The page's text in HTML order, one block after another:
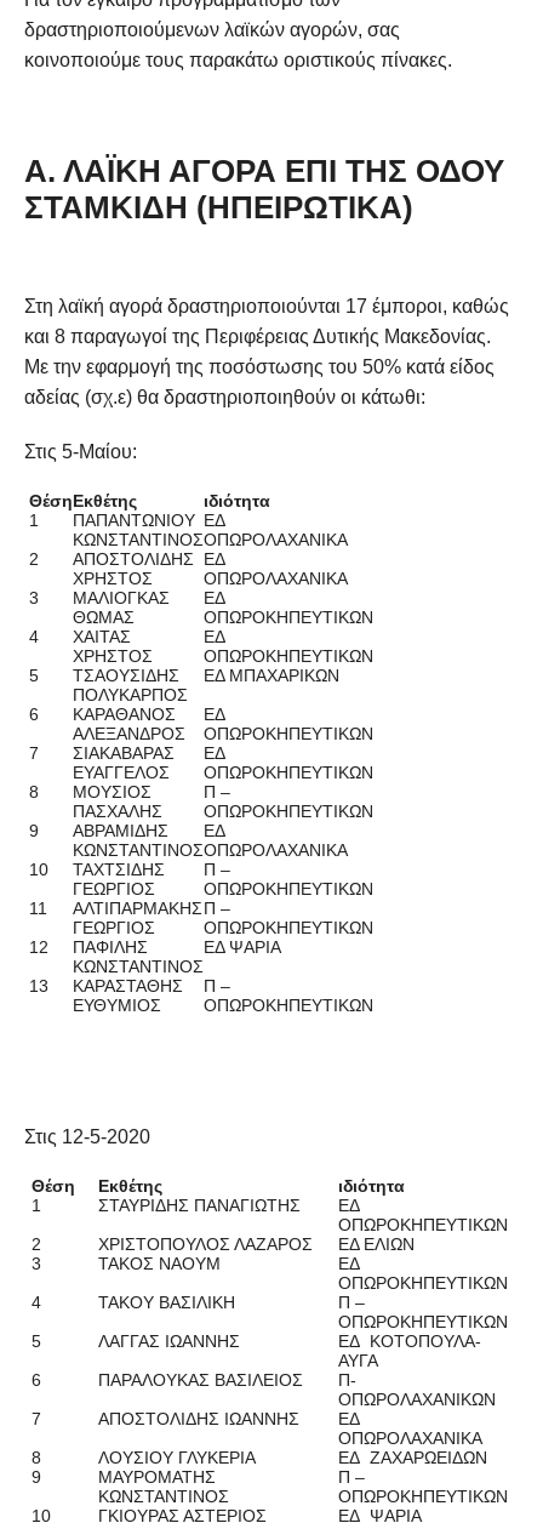
δραστηριοποιούμενων λαϊκών αγορών, σας
κοινοποιούμε τους παρακάτω οριστικούς πίνακες.
Α. ΛΑΪΚΉ ΑΓΟΡΆ ΕΠΊ ΤΗΣ ΟΔΟΎ
ΣΤΑΜΚΊΔΗ (ΗΠΕΙΡΏΤΙΚΑ)
Στη λαϊκή αγορά δραστηριοποιούνται 17 έμποροι, καθώς
και 8 παραγωγοί της Περιφέρειας Δυτικής Μακεδονίας.
Με την εφαρμογή της ποσόστωσης του 50% κατά είδος
αδείας (σχ.ε) θα δραστηριοποιηθούν οι κάτωθι:
Στις 5-Μαίου:
ΘέσηΕκθέτης
ιδιότητα
1
ΠΑΠΑΝΤΩΝΙΟΥ
ΚΩΝΣΤΑΝΤΙΝΟΣ
ΕΔ
ΟΠΩΡΟΛΑΧΑΝΙΚΑ
2
ΑΠΟΣΤΟΛΙΔΗΣ
ΧΡΗΣΤΟΣ
ΕΔ
ΟΠΩΡΟΛΑΧΑΝΙΚΑ
3
ΜΑΛΙΟΓΚΑΣ
ΘΩΜΑΣ
ΕΔ
ΟΠΩΡΟΚΗΠΕΥΤΙΚΩΝ
4
ΧΑΙΤΑΣ
ΧΡΗΣΤΟΣ
ΕΔ
ΟΠΩΡΟΚΗΠΕΥΤΙΚΩΝ
5
ΤΣΑΟΥΣΙΔΗΣ
ΠΟΛΥΚΑΡΠΟΣ
ΕΔ ΜΠΑΧΑΡΙΚΩΝ
6
ΚΑΡΑΘΑΝΟΣ
ΑΛΕΞΑΝΔΡΟΣ
ΕΔ
ΟΠΩΡΟΚΗΠΕΥΤΙΚΩΝ
7
ΣΙΑΚΑΒΑΡΑΣ
ΕΥΑΓΓΕΛΟΣ
ΕΔ
ΟΠΩΡΟΚΗΠΕΥΤΙΚΩΝ
8
ΜΟΥΣΙΟΣ
ΠΑΣΧΑΛΗΣ
Π –
ΟΠΩΡΟΚΗΠΕΥΤΙΚΩΝ
9
ΑΒΡΑΜΙΔΗΣ
ΚΩΝΣΤΑΝΤΙΝΟΣ
ΕΔ
ΟΠΩΡΟΛΑΧΑΝΙΚΑ
10
ΤΑΧΤΣΙΔΗΣ
ΓΕΩΡΓΙΟΣ
Π –
ΟΠΩΡΟΚΗΠΕΥΤΙΚΩΝ
11
ΑΛΤΙΠΑΡΜΑΚΗΣ
ΓΕΩΡΓΙΟΣ
Π –
ΟΠΩΡΟΚΗΠΕΥΤΙΚΩΝ
12
ΠΑΦΙΛΗΣ
ΚΩΝΣΤΑΝΤΙΝΟΣ
ΕΔ ΨΑΡΙΑ
13
ΚΑΡΑΣΤΑΘΗΣ
ΕΥΘΥΜΙΟΣ
Π –
ΟΠΩΡΟΚΗΠΕΥΤΙΚΩΝ
Στις 12-5-2020
Θέση Εκθέτης
ιδιότητα
1
ΣΤΑΥΡΙΔΗΣ ΠΑΝΑΓΙΩΤΗΣ
ΕΔ
ΟΠΩΡΟΚΗΠΕΥΤΙΚΩΝ
2
ΧΡΙΣΤΟΠΟΥΛΟΣ ΛΑΖΑΡΟΣ
ΕΔ ΕΛΙΩΝ
3
ΤΑΚΟΣ ΝΑΟΥΜ
ΕΔ
ΟΠΩΡΟΚΗΠΕΥΤΙΚΩΝ
4
ΤΑΚΟΥ ΒΑΣΙΛΙΚΗ
Π –
ΟΠΩΡΟΚΗΠΕΥΤΙΚΩΝ
5
ΛΑΓΓΑΣ ΙΩΑΝΝΗΣ
ΕΔ ΚΟΤΟΠΟΥΛΑ-
ΑΥΓΑ
6
ΠΑΡΑΛΟΥΚΑΣ ΒΑΣΙΛΕΙΟΣ
Π-
ΟΠΩΡΟΛΑΧΑΝΙΚΩΝ
7
ΑΠΟΣΤΟΛΙΔΗΣ ΙΩΑΝΝΗΣ
ΕΔ
ΟΠΩΡΟΛΑΧΑΝΙΚΑ
8
ΛΟΥΣΙΟΥ ΓΛΥΚΕΡΙΑ
ΕΔ ΖΑΧΑΡΩΕΙΔΩΝ
9
ΜΑΥΡΟΜΑΤΗΣ
ΚΩΝΣΤΑΝΤΙΝΟΣ
Π –
ΟΠΩΡΟΚΗΠΕΥΤΙΚΩΝ
10
ΓΚΙΟΥΡΑΣ ΑΣΤΕΡΙΟΣ
ΕΔ ΨΑΡΙΑ